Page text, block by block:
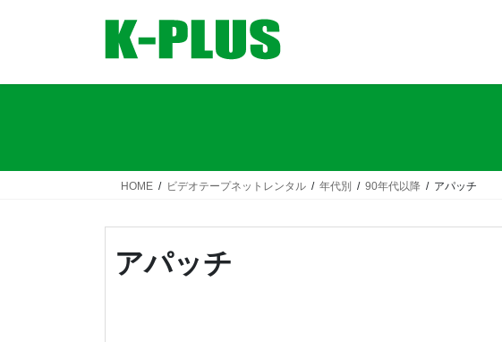
HOME ビデオテープネットレンタル 年代別 90年代以降 アパッチ
アパッチ